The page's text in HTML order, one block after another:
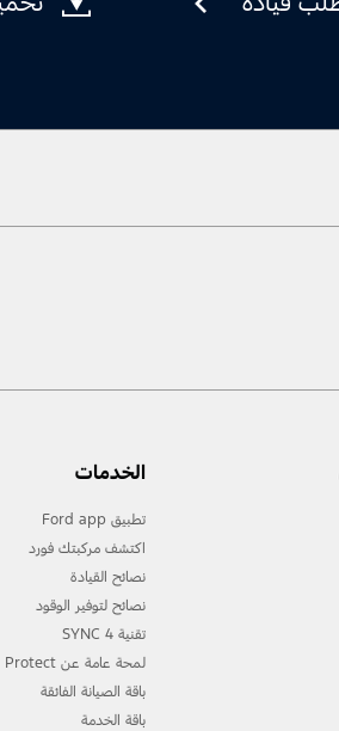
الخدمات
تطبيق Ford app
اكتشف مركبتك فورد
نصائح القيادة
نصائح لتوفير الوقود
تقنية 4 SYNC
لمحة عامة عن Ford Protect
باقة الصيانة الفائقة
باقة الخدمة